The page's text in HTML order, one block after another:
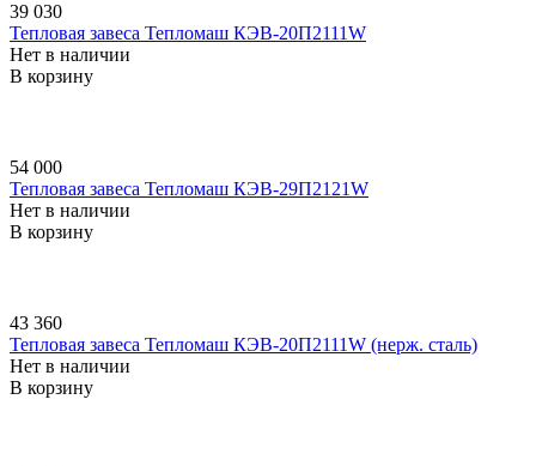
39 030
Тепловая завеса Тепломаш КЭВ-20П2111W
Нет в наличии
В корзину
54 000
Тепловая завеса Тепломаш КЭВ-29П2121W
Нет в наличии
В корзину
43 360
Тепловая завеса Тепломаш КЭВ-20П2111W (нерж. сталь)
Нет в наличии
В корзину